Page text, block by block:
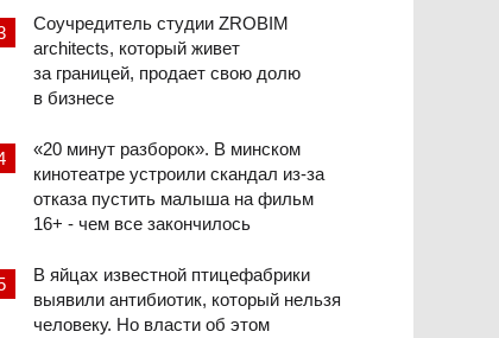
Соучредитель студии ZROBIM
architects, который живет
за границей, продает свою долю
в бизнесе
«20 минут разборок». В минском
кинотеатре устроили скандал из-за
отказа пустить малыша на фильм
16+ - чем все закончилось
В яйцах известной птицефабрики
выявили антибиотик, который нельзя
человеку. Но власти об этом